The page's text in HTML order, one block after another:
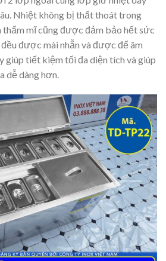
Nhiệt không bị thất thoát trong
thẩm mĩ cũng được đảm bảo hết sức
được mài nhẵn và được để âm
giúp tiết kiệm tối đa diện tích và giúp
dễ dàng hơn.